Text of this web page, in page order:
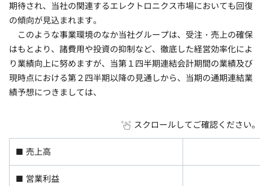
期待され、当社の関連するエレクトロニクス市場においても回復
の傾向が見込まれます。
このような事業環境のなか当社グループは、受注・売上の確保
はもとより、諸費用や投資の抑制など、徹底した経営効率化によ
り業績向上に努めますが、当第１四半期連結会計期間の業績及び
現時点における第２四半期以降の見通しから、当期の通期連結業
績予想につきましては、
スクロールしてご確認ください。
■ 売上高
■ 営業利益